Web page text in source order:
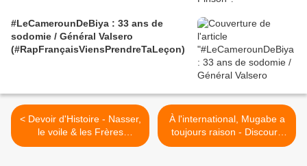
#LeCamerounDeBiya : 33 ans de
sodomie / Général Valsero
(#RapFrançaisViensPrendreTaLeçon)
< Devoir d'Histoire - Nasser,
le voile & les Frères
musulmans
À l'international, Mugabe a
toujours raison - Discours
devant l'ONU >